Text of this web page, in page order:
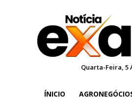
Quarta-Feira, 5
ÍNICIO